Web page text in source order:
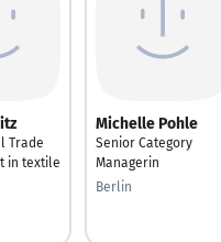
Trade
in textile
Michelle Pohle
Senior Category
Managerin
Berlin